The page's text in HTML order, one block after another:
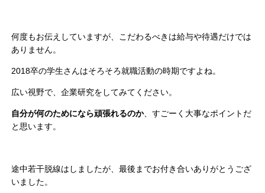
何度もお伝えしていますが、こだわるべきは給与や待遇だけでは
ありません。
2018卒の学生さんはそろそろ就職活動の時期ですよね。
広い視野で、企業研究をしてみてください。
自分が何のためになら頑張れるのか、すごーく大事なポイントだ
と思います。
途中若干脱線はしましたが、最後までお付き合いありがとうござ
いました。